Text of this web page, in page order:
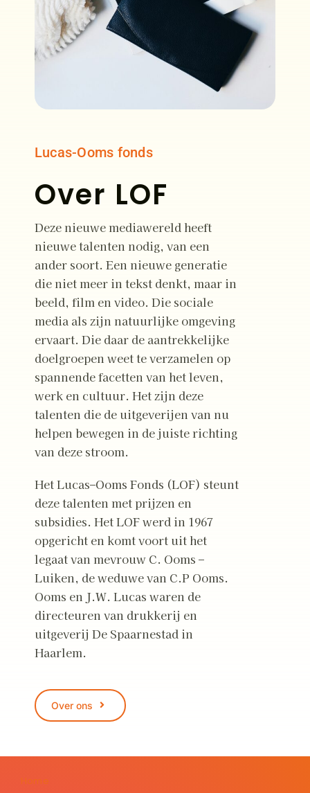
Lucas-Ooms fonds
Over LOF
Deze nieuwe mediawereld heeft
nieuwe talenten nodig, van een
ander soort. Een nieuwe generatie
die niet meer in tekst denkt, maar in
beeld, film en video. Die sociale
media als zijn natuurlijke omgeving
ervaart. Die daar de aantrekkelijke
doelgroepen weet te verzamelen op
spannende facetten van het leven,
werk en cultuur. Het zijn deze
talenten die de uitgeverijen van nu
helpen bewegen in de juiste richting
van deze stroom.
Het Lucas–Ooms Fonds (LOF) steunt
deze talenten met prijzen en
subsidies. Het LOF werd in 1967
opgericht en komt voort uit het
legaat van mevrouw C. Ooms –
Luiken, de weduwe van C.P Ooms.
Ooms en J.W. Lucas waren de
directeuren van drukkerij en
uitgeverij De Spaarnestad in
Haarlem.
Over ons
Home